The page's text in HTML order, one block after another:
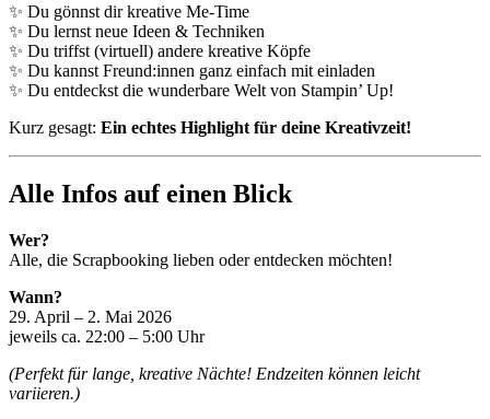
✨ Du gönnst dir kreative Me-Time
✨ Du lernst neue Ideen & Techniken
✨ Du triffst (virtuell) andere kreative Köpfe
✨ Du kannst Freund:innen ganz einfach mit einladen
✨ Du entdeckst die wunderbare Welt von Stampin’ Up!
Kurz gesagt: Ein echtes Highlight für deine Kreativzeit!
Alle Infos auf einen Blick
Wer?
Alle, die Scrapbooking lieben oder entdecken möchten!
Wann?
29. April – 2. Mai 2026
jeweils ca. 22:00 – 5:00 Uhr
(Perfekt für lange, kreative Nächte! Endzeiten können leicht
variieren.)